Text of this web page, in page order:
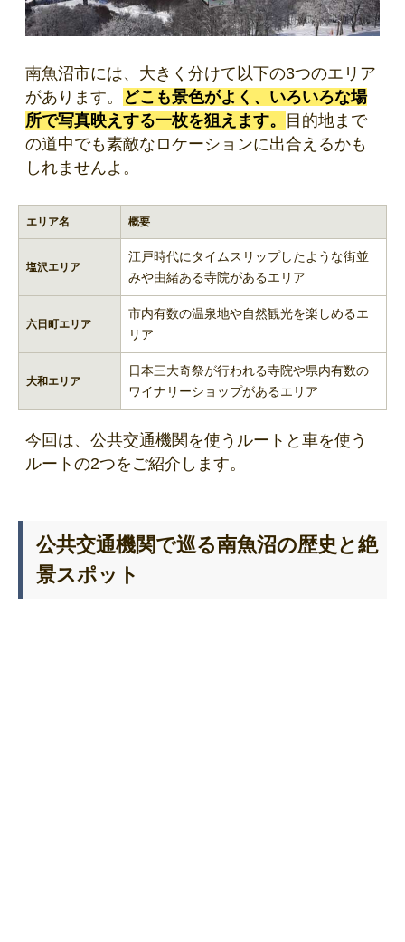
南魚沼市には、大きく分けて以下の3つのエリア
があります。 どこも景色がよく、いろいろな場
所で写真映えする一枚を狙えます。 目的地まで
の道中でも素敵なロケーションに出合えるかも
しれませんよ。
エリア名 概要
塩沢エリア
江戸時代にタイムスリップしたような街並
みや由緒ある寺院があるエリア
六日町エリア
市内有数の温泉地や自然観光を楽しめるエ
リア
大和エリア
日本三大奇祭が行われる寺院や県内有数の
ワイナリーショップがあるエリア
今回は、公共交通機関を使うルートと車を使う
ルートの2つをご紹介します。
公共交通機関で巡る南魚沼の歴史と絶
景スポット